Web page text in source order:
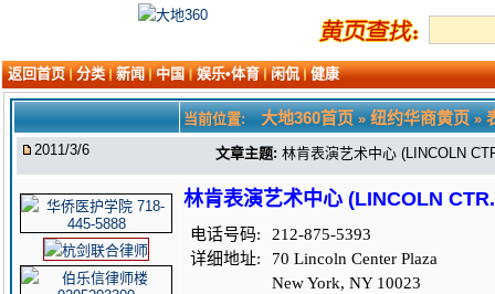
返回首页 分类 新闻 中国 娱乐•体育 闲侃 健康
当前位置: 大地360首页»纽约华商黄页»
2011/3/6 文章主题: 林肯表演艺术中心 (LINCOLN
林肯表演艺术中心 (LINCOLN
电话号码:
详细地址:
212-875-5393
70 Lincoln Center Plaza
New York, NY 10023